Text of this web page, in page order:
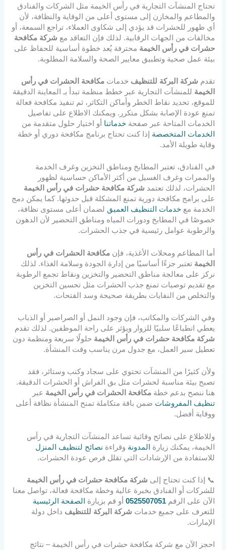
تحتاج المنشآت التجارية في رأس الخيمة مثل الشركات والفنادق
والمطاعم والمخازن إلى مستوى أعلى من الوقاية والنظافة، لأن
أي ظهور للحشرات قد يؤدي إلى شكاوى العملاء، تراجع السمعة، أو
مخالفات من الجهات الرقابية. لذلك فإن التعاقد مع شركة مكافحة
حشرات في رأس الخيمة محترفة يُعد خطوة أساسية للحفاظ على
بيئة عمل صحية وتطبيق معايير الصحة والسلامة المطلوبة.
تقدم شركة البركة للتنظيف خدماتمكافحة الحشرات في رأس
الخيمة للمنشآت التجارية عبر خطط منظمة تبدأ بـ المعاينة الدقيقة
للموقع، تحديد نقاط الخطر وأماكن التكاثر، ثم تنفيذ مكافحة فعالة
تمنع عودة الإصابة بشكل متكرر. ويمكنك الاطلاع على تفاصيل
الخدمات المتاحة عبر صفحةخدماتنا أو اختيار حلول متقدمة من
الخدمات المتخصصة إذا كنت تحتاج برنامج مكافحة دوري أو خطة
وقاية طويلة الأمد.
في الفنادق، تعتبر المطابخ ومناطق التخزين وغرف الخدمة
والممرات وغرف الغسيل من أكثر الأماكن حساسية لظهور
الحشرات، لذلك تعتمد شركة مكافحة حشرات في رأس الخيمة
على برامج مكافحة دورية تمنع المشكلة قبل حدوثها. كما يمكن دمج
الخدمة معخدمات التنظيف العميق لضمان أعلى مستوى نظافة،
خصوصًا في المطابخ ودورات المياه ومناطق التحضير لأن الدهون
والرطوبة عوامل رئيسية في جذب الحشرات.
أما المطاعم ومحلات الأغذية، فإنمكافحة الحشرات في رأس
الخيمة تعتبر جزءًا أساسيًا من إدارة الجودة وسلامة الغذاء. لذلك
نركز على معالجة مناطق التحضير والتخزين ونقاط تجمع الرطوبة
مع تقديم توصيات تمنع جذب الحشرات مثل تحسين التخزين
والتخلص من النفايات بطريقة صحيحة وسد الفتحات.
وفي الشركات والمكاتب، فإن وجود النمل أو الصراصير أو الذباب
يعطي انطباعًا سلبيًا للزوار ويؤثر على راحة الموظفين. لذلك تقدم
شركة مكافحة حشرات في رأس الخيمة حلولًا سريعة ومنظمة دون
تعطيل سير العمل، مع جدول مرن يناسب وقت المنشأة.
ولأن كثيرًا من المنشآت تحتوي على سجاد وكنب وستائر، فقد
تصبح بيئة مناسبة لحشرات مثل بق الفراش أو الحشرات الدقيقة.
هنا ننصح بدعم خطةمكافحة الحشرات في رأس الخيمة عبر
تنظيف المفروشات ضمن باقة متكاملة تمنح المنشأة نظافة أعلى
ووقاية أفضل.
وللاطلاع على نصائح وقائية تساعد المنشآت التجارية في رأس
الخيمة، يمكنك زيارة
المدونة وقراءة نصائح لتنظيف المنزل
للاستفادة من الإرشادات التي تقلل فرص عودة الحشرات.
📞 إذا كنت تحتاج إلى شركة مكافحة حشرات في رأس الخيمة
للشركات أو الفنادق بخبرة عالية وخطة مكافحة فعالة، تواصل معنا
الآن على الرقم0525507051 أو قم بزيارة
الصفحة الرئيسية
للتعرف على جميع خدمات شركة البركة للتنظيف داخل دولة
الإمارات.
احجز الآن مع شركة مكافحة حشرات في رأس الخيمة – نتائج